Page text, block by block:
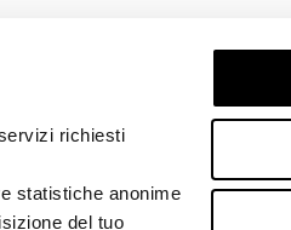
richiesti
statistiche anonime
del tuo